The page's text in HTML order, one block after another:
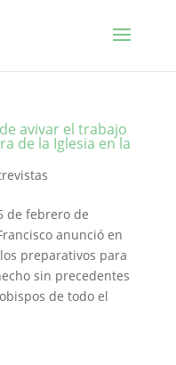
avivar el trabajo
de la Iglesia en la
de febrero de
anunció en
preparativos para
sin precedentes
de todo el